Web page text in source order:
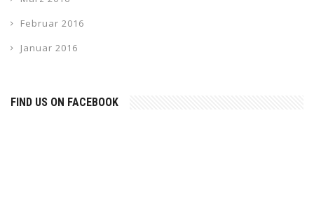
Februar 2016
Januar 2016
FIND US ON FACEBOOK